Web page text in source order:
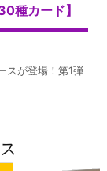
種カード】
スが登場！第1弾